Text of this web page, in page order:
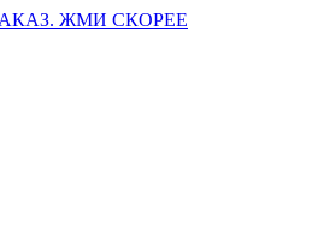
ЖМИ СКОРЕЕ